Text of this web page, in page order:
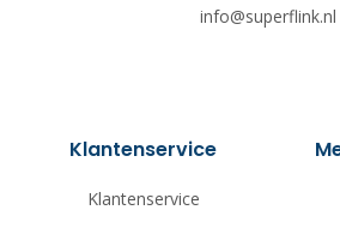
info@superflink.nl
Klantenservice
Klantenservice